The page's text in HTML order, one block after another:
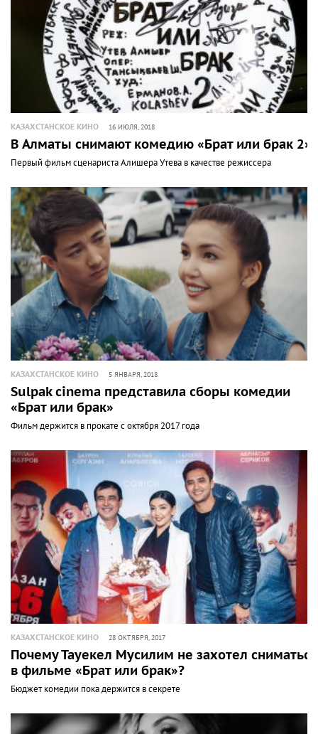
КАЗАХСТАНСКОЕ КИНО 16 ИЮЛЯ, 2018
В Алматы снимают комедию «Брат или брак 2»
Первый фильм сценариста Алишера Утева в качестве режиссера
КАЗАХСТАНСКОЕ КИНО 5 ЯНВАРЯ, 2018
Sulpak cinema представила сборы комедии
«Брат или брак»
Фильм держится в прокате с октября 2017 года
КАЗАХСТАНСКОЕ КИНО 28 ОКТЯБРЯ, 2017
Почему Тауекел Мусилим не захотел сниматься
в фильме «Брат или брак»?
Бюджет комедии пока держится в секрете